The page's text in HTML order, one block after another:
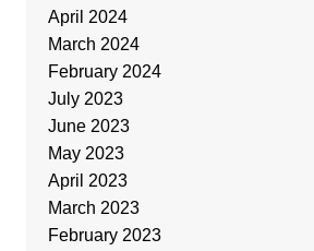
April 2024
March 2024
February 2024
July 2023
June 2023
May 2023
April 2023
March 2023
February 2023